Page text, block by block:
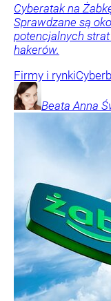
Cyberatak na
Sprawdzane są
potencjalnych
hakerów.
Firmy i rynki
Beata Anna